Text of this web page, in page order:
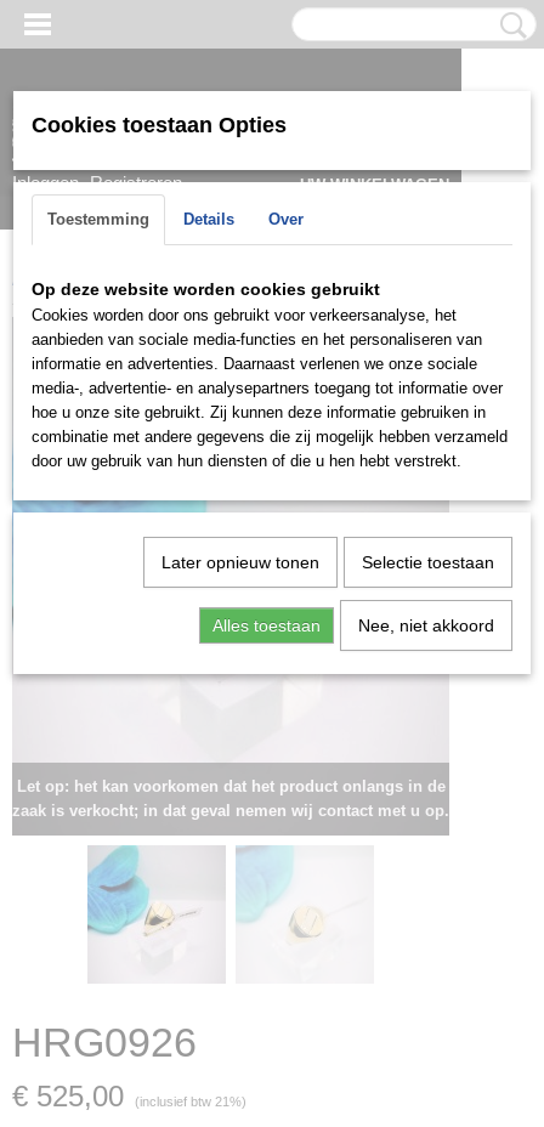
Inloggen Registreren
UW WINKELWAGEN
Home > > Herenringen Ringen 14k HRG0926
Let op: het kan voorkomen dat het product onlangs in de
zaak is verkocht; in dat geval nemen wij contact met u op.
HRG0926
€ 525,00 (inclusief btw 21%)
Cookies toestaan Opties
Toestemming Details Over
Op deze website worden cookies gebruikt
Cookies worden door ons gebruikt voor verkeersanalyse, het
aanbieden van sociale media-functies en het personaliseren van
informatie en advertenties. Daarnaast verlenen we onze sociale
media-, advertentie- en analysepartners toegang tot informatie over
hoe u onze site gebruikt. Zij kunnen deze informatie gebruiken in
combinatie met andere gegevens die zij mogelijk hebben verzameld
door uw gebruik van hun diensten of die u hen hebt verstrekt.
Later opnieuw tonen Selectie toestaan
Alles toestaan Nee, niet akkoord